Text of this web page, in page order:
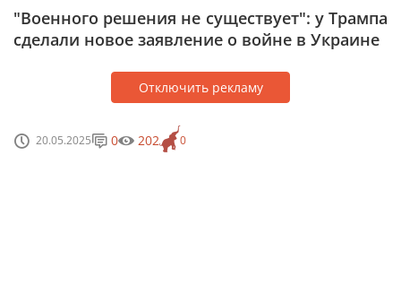
"Военного решения не существует": у Трампа
сделали новое заявление о войне в Украине
Отключить рекламу
20.05.2025 0
0 202